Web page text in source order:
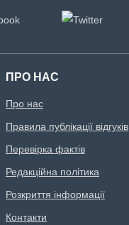
ПРО НАС
Про нас
Правила публікації відгуків
Перевірка фактів
Редакційна політика
Розкриття інформації
Контакти